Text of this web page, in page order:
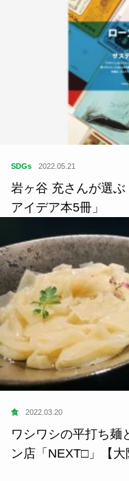
SDGs 2022.05.21
岩ヶ谷 充さんが選
アイデア本5冊」
食 2022.03.20
ワシワシの平打ち麺
ン店「NEXT□」【大